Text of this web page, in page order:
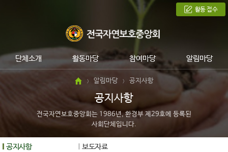
단체소개 활동마당 참여마당 알림마당
활동 접수
> 알림마당 > 공지사항
공지사항
전국자연보호중앙회는 1986년, 환경부 제29호에 등록된
사회단체입니다.
공지사항 보도자료